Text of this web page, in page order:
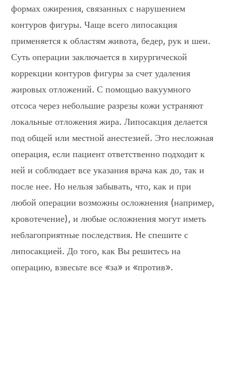
формах ожирения, связанных с нарушением
контуров фигуры. Чаще всего липосакция
применяется к областям живота, бедер, рук и шеи.
Суть операции заключается в хирургической
коррекции контуров фигуры за счет удаления
жировых отложений. С помощью вакуумного
отсоса через небольшие разрезы кожи устраняют
локальные отложения жира. Липосакция делается
под общей или местной анестезией. Это несложная
операция, если пациент ответственно подходит к
ней и соблюдает все указания врача как до, так и
после нее. Но нельзя забывать, что, как и при
любой операции возможны осложнения (например,
кровотечение), и любые осложнения могут иметь
неблагоприятные последствия. Не спешите с
липосакцией. До того, как Вы решитесь на
операцию, взвесьте все «за» и «против».